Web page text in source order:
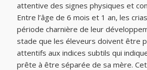
attentive des signes physiques et
Entre l’âge de 6 mois et 1 an, les
période charnière de leur
stade que les éleveurs doivent être
attentifs aux indices subtils qui
prête à être séparée de sa mère.